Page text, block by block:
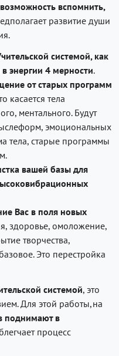
вспомнить,
развитие души
системой, как
энергии 4 мерности.
от старых программ
касается тела
ментального. Будут
эмоциональных
тела, старые программы
вашей базы для
Вас в поля новых
здоровье, омоложение,
творчества,
Это перестройка
системой, это
Для этой работы,на
поднимают в
процесс